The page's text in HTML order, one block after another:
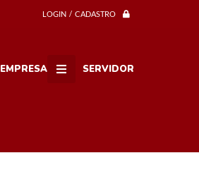
LOGIN / CADASTRO
EMPRESA SERVIDOR